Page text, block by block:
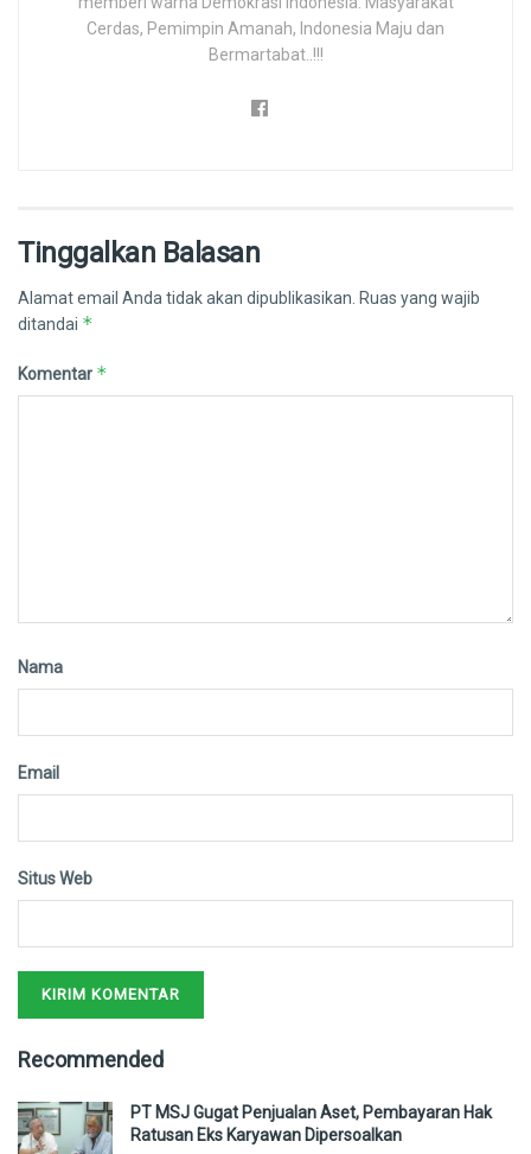
Cerdas, Pemimpin Amanah, Indonesia Maju dan
Bermartabat..!!!
Tinggalkan Balasan
Alamat email Anda tidak akan dipublikasikan. Ruas yang wajib
ditandai *
Komentar *
Nama
Email
Situs Web
Recommended
PT MSJ Gugat Penjualan Aset, Pembayaran Hak
Ratusan Eks Karyawan Dipersoalkan